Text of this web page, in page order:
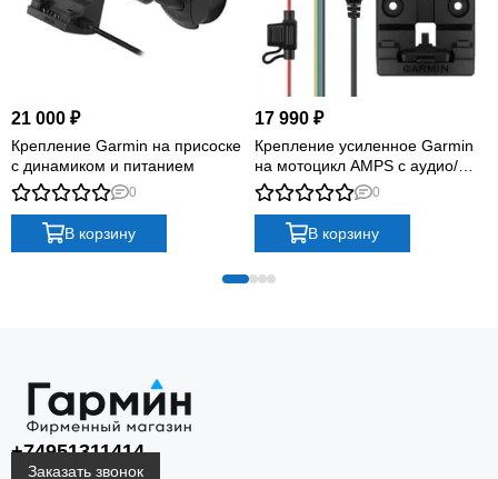
КРЕПЛЕНИЕ · ПИТАНИЕ · ДОСТУП
Устройство остаётся на
своём месте и перед
глазами
Крепление организует рабочее место навигатора
пассивное крепление без проводного питания.
Точная совместимость
Крепление рассчитано на Montana 700, 700i и 750i;
21 000 ₽
Крепление Garmin на присоске
с динамиком и питанием
0
В корзину
17 990 ₽
Крепление усиленное Garmin
на мотоцикл AMPS с аудио/
кабелем питания
0
В корзину
+74951311414
Заказать звонок